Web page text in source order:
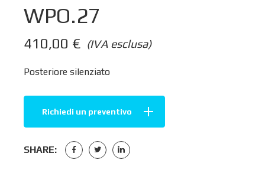
WPO.27
(IVA esclusa)
410,00 €
Posteriore silenziato
Richiedi un preventivo
SHARE: